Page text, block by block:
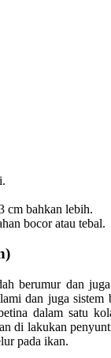
cm bahkan lebih.
bocor atau tebal.
berumur dan
dan juga
dalam satu
di lakukan
pada ikan.